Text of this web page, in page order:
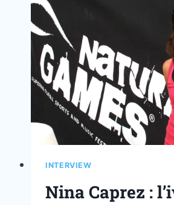
INTERVIEW
Nina Caprez :